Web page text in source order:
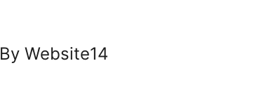
Website14